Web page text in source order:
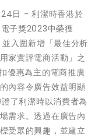
24日 - 利潔時香港於
子獎2023中榮獲
入圍新增「最佳分析
家實評電商活動」之
優惠為主的電商推廣
內容令廣告效益明顯
了利潔時以消費者為
需求。透過在廣告內
受眾的興趣，並建立